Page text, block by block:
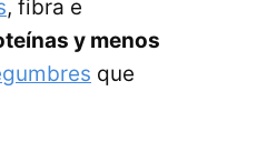
, fibra e
y menos
que